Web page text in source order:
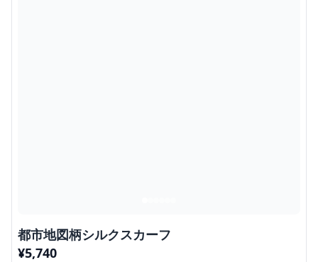
都市地図柄シルクスカーフ
¥5,740